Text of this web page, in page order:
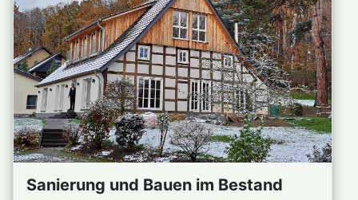
Sanierung und Bauen im Bestand